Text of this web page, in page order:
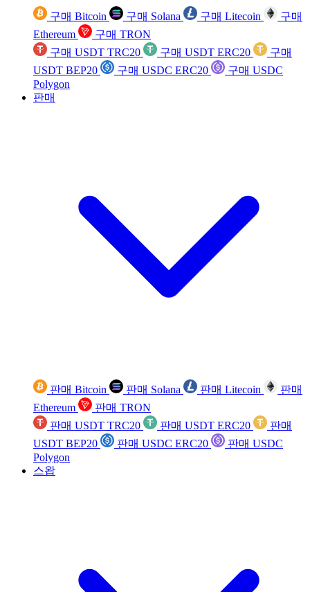
구매 Bitcoin 구매 Solana 구매 Litecoin
구매
Ethereum
구매 TRON
구매 USDT TRC20
구매 USDT ERC20
구매
USDT BEP20
구매 USDC ERC20
구매 USDC
Polygon
판매
판매 Bitcoin 판매 Solana 판매 Litecoin
판매
Ethereum
판매 TRON
판매 USDT TRC20
판매 USDT ERC20
판매
USDT BEP20
판매 USDC ERC20
판매 USDC
Polygon
스왑